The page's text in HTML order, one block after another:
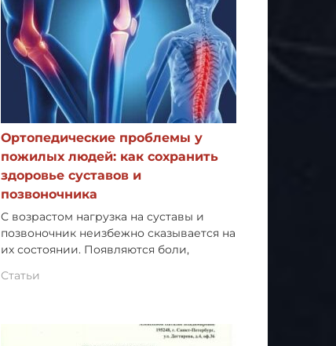
Ортопедические проблемы у
пожилых людей: как сохранить
здоровье суставов и
позвоночника
С возрастом нагрузка на суставы и
позвоночник неизбежно сказывается на
их состоянии. Появляются боли,
Статьи